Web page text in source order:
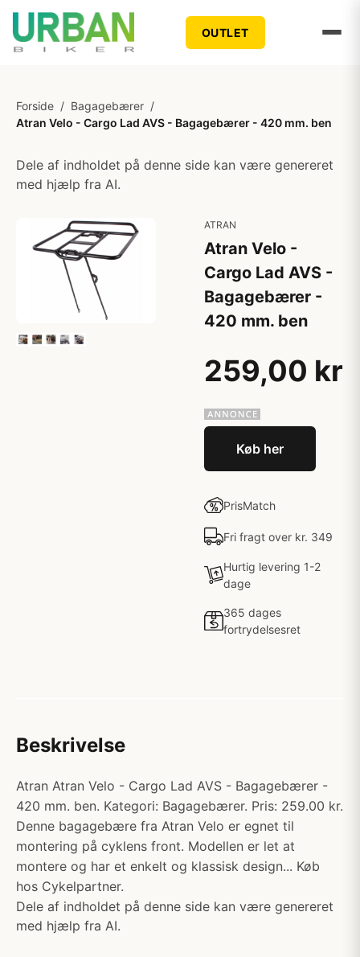
OUTLET
Forside / Bagagebærer /
Atran Velo - Cargo Lad AVS - Bagagebærer - 420 mm. ben
Dele af indholdet på denne side kan være genereret
med hjælp fra AI.
ATRAN
Atran Velo -
Cargo Lad AVS -
Bagagebærer -
420 mm. ben
259,00 kr
Køb her
PrisMatch
Fri fragt over kr. 349
Hurtig levering 1-2
dage
365 dages
fortrydelsesret
Beskrivelse
Atran Atran Velo - Cargo Lad AVS - Bagagebærer -
420 mm. ben. Kategori: Bagagebærer. Pris: 259.00 kr.
Denne bagagebære fra Atran Velo er egnet til
montering på cyklens front. Modellen er let at
montere og har et enkelt og klassisk design... Køb
hos Cykelpartner.
Dele af indholdet på denne side kan være genereret
med hjælp fra AI.